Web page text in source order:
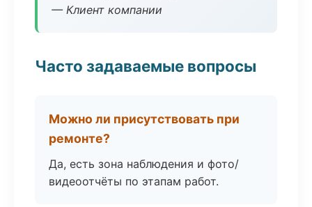
— Клиент компании
Часто задаваемые вопросы
Можно ли присутствовать при
ремонте?
Да, есть зона наблюдения и фото/
видеоотчёты по этапам работ.